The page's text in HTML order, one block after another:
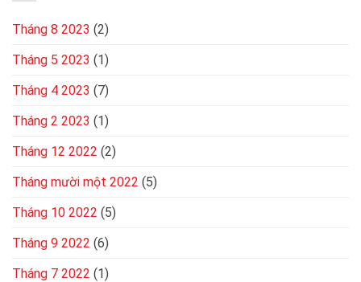
Tháng 8 2023 (2)
Tháng 5 2023 (1)
Tháng 4 2023 (7)
Tháng 2 2023 (1)
Tháng 12 2022 (2)
Tháng mười một 2022 (5)
Tháng 10 2022 (5)
Tháng 9 2022 (6)
Tháng 7 2022 (1)